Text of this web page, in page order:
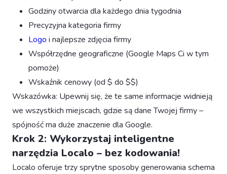
Godziny otwarcia dla każdego dnia tygodnia
Precyzyjna kategoria firmy
Logo i najlepsze zdjęcia firmy
Współrzędne geograficzne (Google Maps Ci w tym
pomoże)
Wskaźnik cenowy (od $ do $$)
Wskazówka: Upewnij się, że te same informacje widnieją
we wszystkich miejscach, gdzie są dane Twojej firmy –
spójność ma duże znaczenie dla Google.
Krok 2: Wykorzystaj inteligentne
narzędzia Localo – bez kodowania!
Localo oferuje trzy sprytne sposoby generowania schema